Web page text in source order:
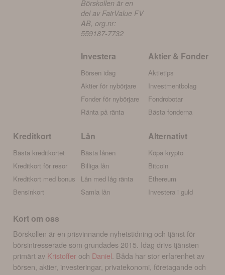
Börskollen är en
del av FairValue FV
AB, org.nr:
559187-7732
Investera
Börsen idag
Aktier för nybörjare
Fonder för nybörjare
Ränta på ränta
Aktier & Fonder
Aktietips
Investmentbolag
Fondrobotar
Bästa fonderna
Kreditkort
Bästa kreditkortet
Kreditkort för resor
Kreditkort med bonus
Bensinkort
Lån
Bästa lånen
Billiga lån
Lån med låg ränta
Samla lån
Alternativt
Köpa krypto
Bitcoin
Ethereum
Investera i guld
Kort om oss
Börskollen är en prisvinnande nyhetstidning och tjänst för
börsintresserade som grundades 2015. Idag drivs tjänsten
primärt av Kristoffer och Daniel . Båda har stor erfarenhet av
börsen, aktier, investeringar, privatekonomi, företagande och